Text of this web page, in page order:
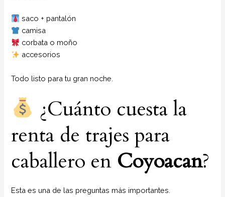
saco + pantalón
camisa
corbata o moño
accesorios
Todo listo para tu gran noche.
¿Cuánto cuesta la
renta de trajes para
caballero en Coyoacan?
Esta es una de las preguntas más importantes.